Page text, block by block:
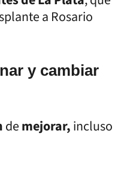
a Rosario
y cambiar
demejorar,incluso